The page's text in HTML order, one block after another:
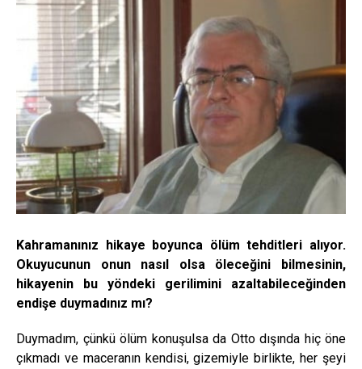
Kahramanınız hikaye boyunca ölüm tehditleri alıyor.
Okuyucunun onun nasıl olsa öleceğini bilmesinin,
hikayenin bu yöndeki gerilimini azaltabileceğinden
endişe duymadınız mı?
Duymadım, çünkü ölüm konuşulsa da Otto dışında hiç öne
çıkmadı ve maceranın kendisi, gizemiyle birlikte, her şeyi